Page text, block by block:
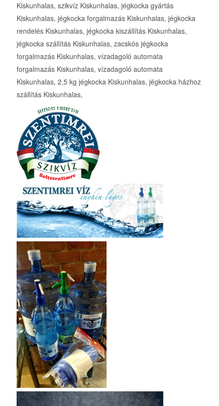
Kiskunhalas, szikvíz Kiskunhalas, jégkocka gyártás
Kiskunhalas, jégkocka forgalmazás Kiskunhalas, jégkocka
rendelés Kiskunhalas, jégkocka kiszállítás Kiskunhalas,
jégkocka szállítás Kiskunhalas, zacskós jégkocka
forgalmazás Kiskunhalas, vízadagoló automata
forgalmazás Kiskunhalas, vízadagoló automata
Kiskunhalas, 2,5 kg jégkocka Kiskunhalas, jégkocka házhoz
szállítás Kiskunhalas,